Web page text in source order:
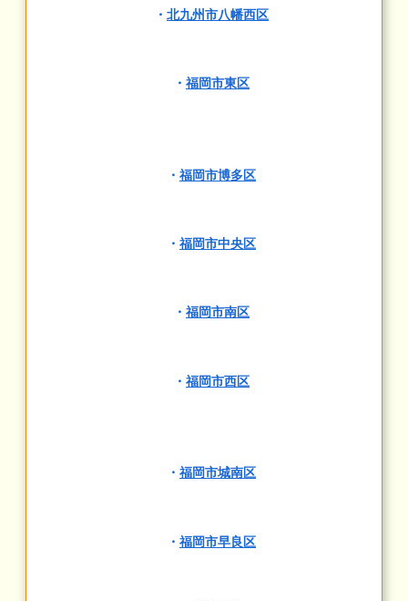
・ 北九州市八幡西区
・ 福岡市東区
・ 福岡市博多区
・ 福岡市中央区
・ 福岡市南区
・ 福岡市西区
・ 福岡市城南区
・ 福岡市早良区